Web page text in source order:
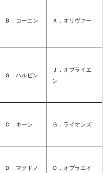
Ｂ．コーエン Ａ．オリヴァー
Ｇ．ハルピン
Ｊ．オブライエ
ン
Ｃ．キーン Ｇ．ライオンズ
Ｄ．マクドノ Ｄ．オブラエイ